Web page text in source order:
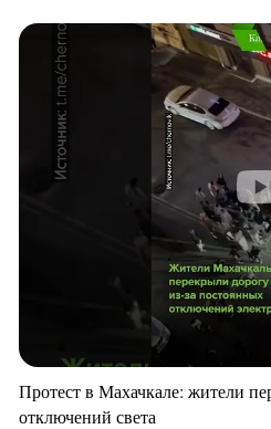
Протест в Махачкале: жители
отключений света